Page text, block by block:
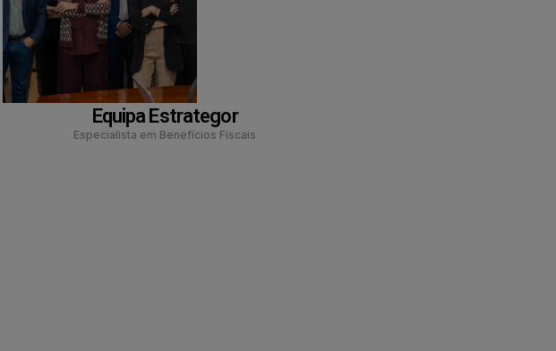
Equipa Estrategor
Especialista em Benefícios Fiscais